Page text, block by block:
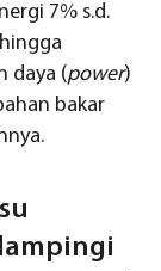
7% s.d.
daya (power)
bakar